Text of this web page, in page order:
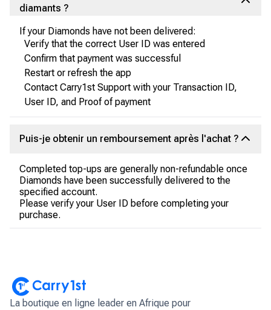
diamants ?
If your Diamonds have not been delivered:
Verify that the correct User ID was entered
Confirm that payment was successful
Restart or refresh the app
Contact Carry1st Support with your Transaction ID,
User ID, and Proof of payment
Puis-je obtenir un remboursement après l'achat ?
Completed top-ups are generally non-refundable once
Diamonds have been successfully delivered to the
specified account.
Please verify your User ID before completing your
purchase.
La boutique en ligne leader en Afrique pour